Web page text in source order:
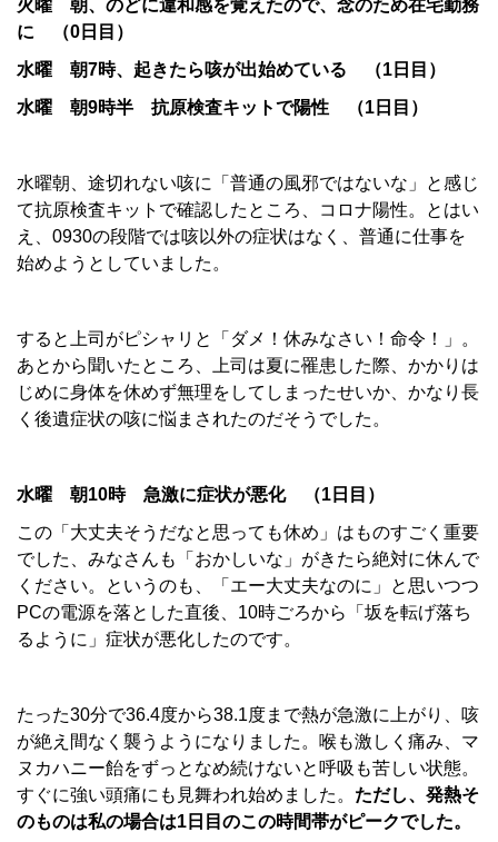
火曜 朝、のどに違和感を覚えたので、念のため在宅勤務
に （0日目）
水曜 朝7時、起きたら咳が出始めている （1日目）
水曜 朝9時半 抗原検査キットで陽性 （1日目）
水曜朝、途切れない咳に「普通の風邪ではないな」と感じ
て抗原検査キットで確認したところ、コロナ陽性。とはい
え、0930の段階では咳以外の症状はなく、普通に仕事を
始めようとしていました。
すると上司がピシャリと「ダメ！休みなさい！命令！」。
あとから聞いたところ、上司は夏に罹患した際、かかりは
じめに身体を休めず無理をしてしまったせいか、かなり長
く後遺症状の咳に悩まされたのだそうでした。
水曜 朝10時 急激に症状が悪化 （1日目）
この「大丈夫そうだなと思っても休め」はものすごく重要
でした、みなさんも「おかしいな」がきたら絶対に休んで
ください。というのも、「エー大丈夫なのに」と思いつつ
PCの電源を落とした直後、10時ごろから「坂を転げ落ち
るように」症状が悪化したのです。
たった30分で36.4度から38.1度まで熱が急激に上がり、咳
が絶え間なく襲うようになりました。喉も激しく痛み、マ
ヌカハニー飴をずっとなめ続けないと呼吸も苦しい状態。
すぐに強い頭痛にも見舞われ始めました。 ただし、発熱そ
のものは私の場合は1日目のこの時間帯がピークでした。